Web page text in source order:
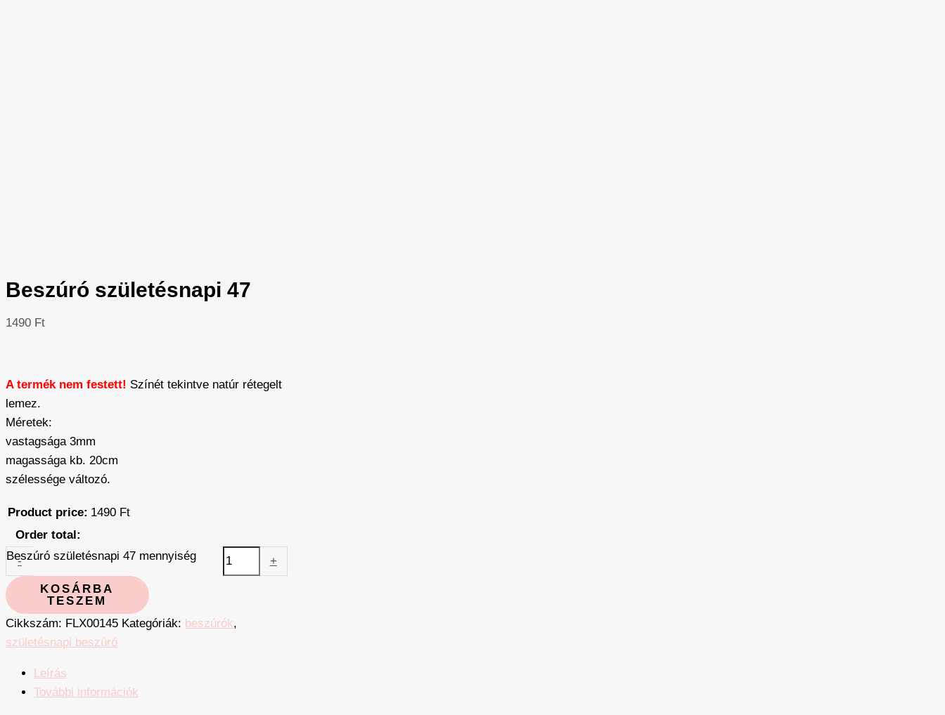
Beszúró születésnapi 47
1490 Ft
A termék nem festett! Színét tekintve natúr rétegelt
lemez.
Méretek:
vastagsága 3mm
magassága kb. 20cm
szélessége változó.
Product price: 1490 Ft
Order total:
-
Beszúró születésnapi 47 mennyiség +
KOSÁRBA
TESZEM
Cikkszám: FLX00145 Kategóriák: beszúrók,
születésnapi beszúró
Leírás
További információk